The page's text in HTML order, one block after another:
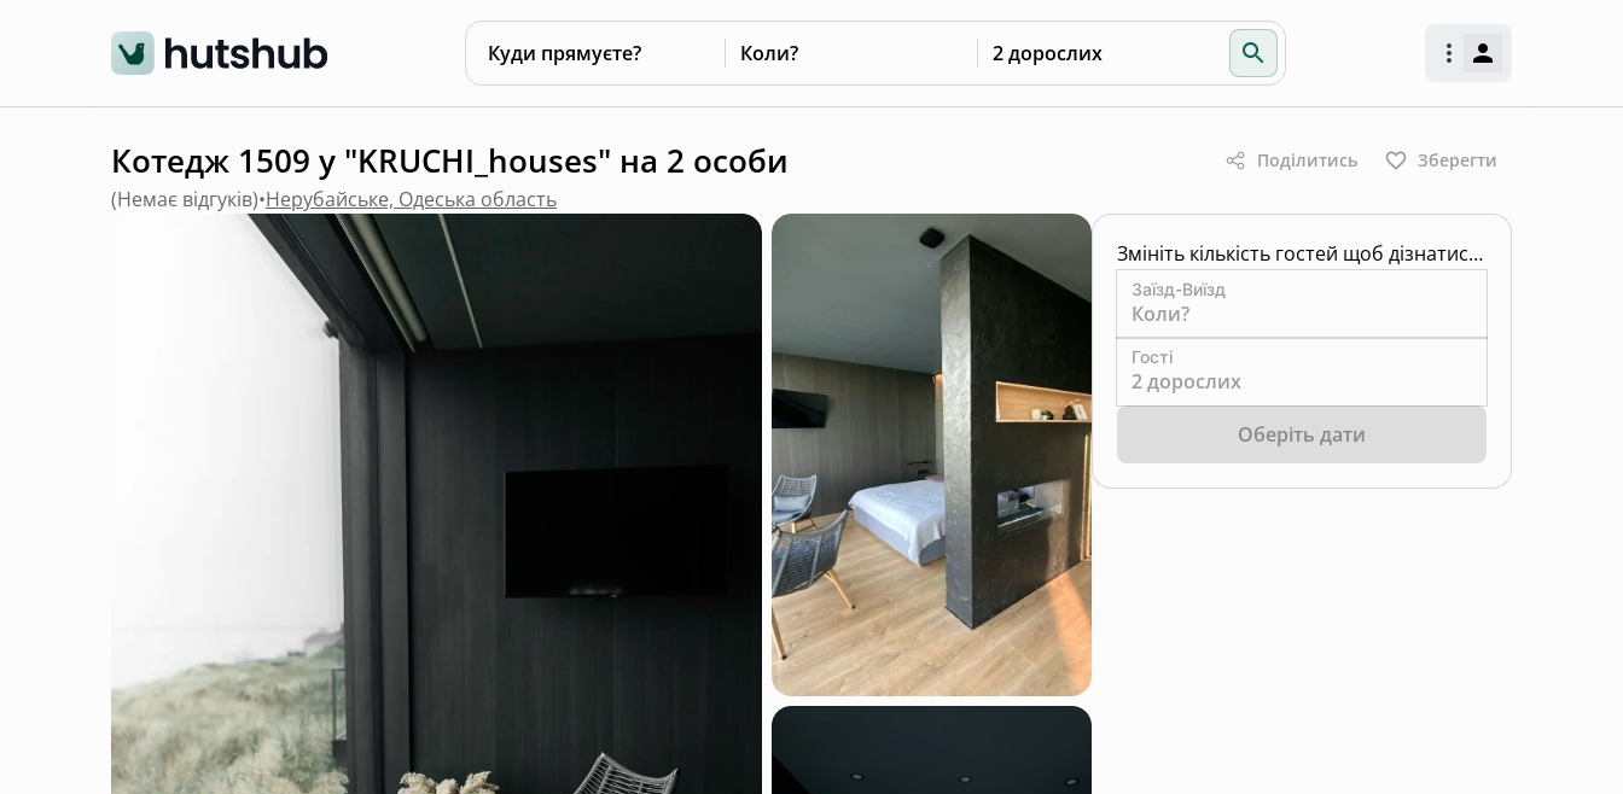
Куди прямуєте? Коли? 2 дорослих
Котедж 1509 у "KRUCHI_houses" на 2 особи Поділитись Зберегти
(Немає відгуків)•Нерубайське, Одеська область
Змініть кількість гостей щоб дізнатись ціну
Заїзд-Виїзд
Коли?
Гості
2 дорослих
Оберіть дати